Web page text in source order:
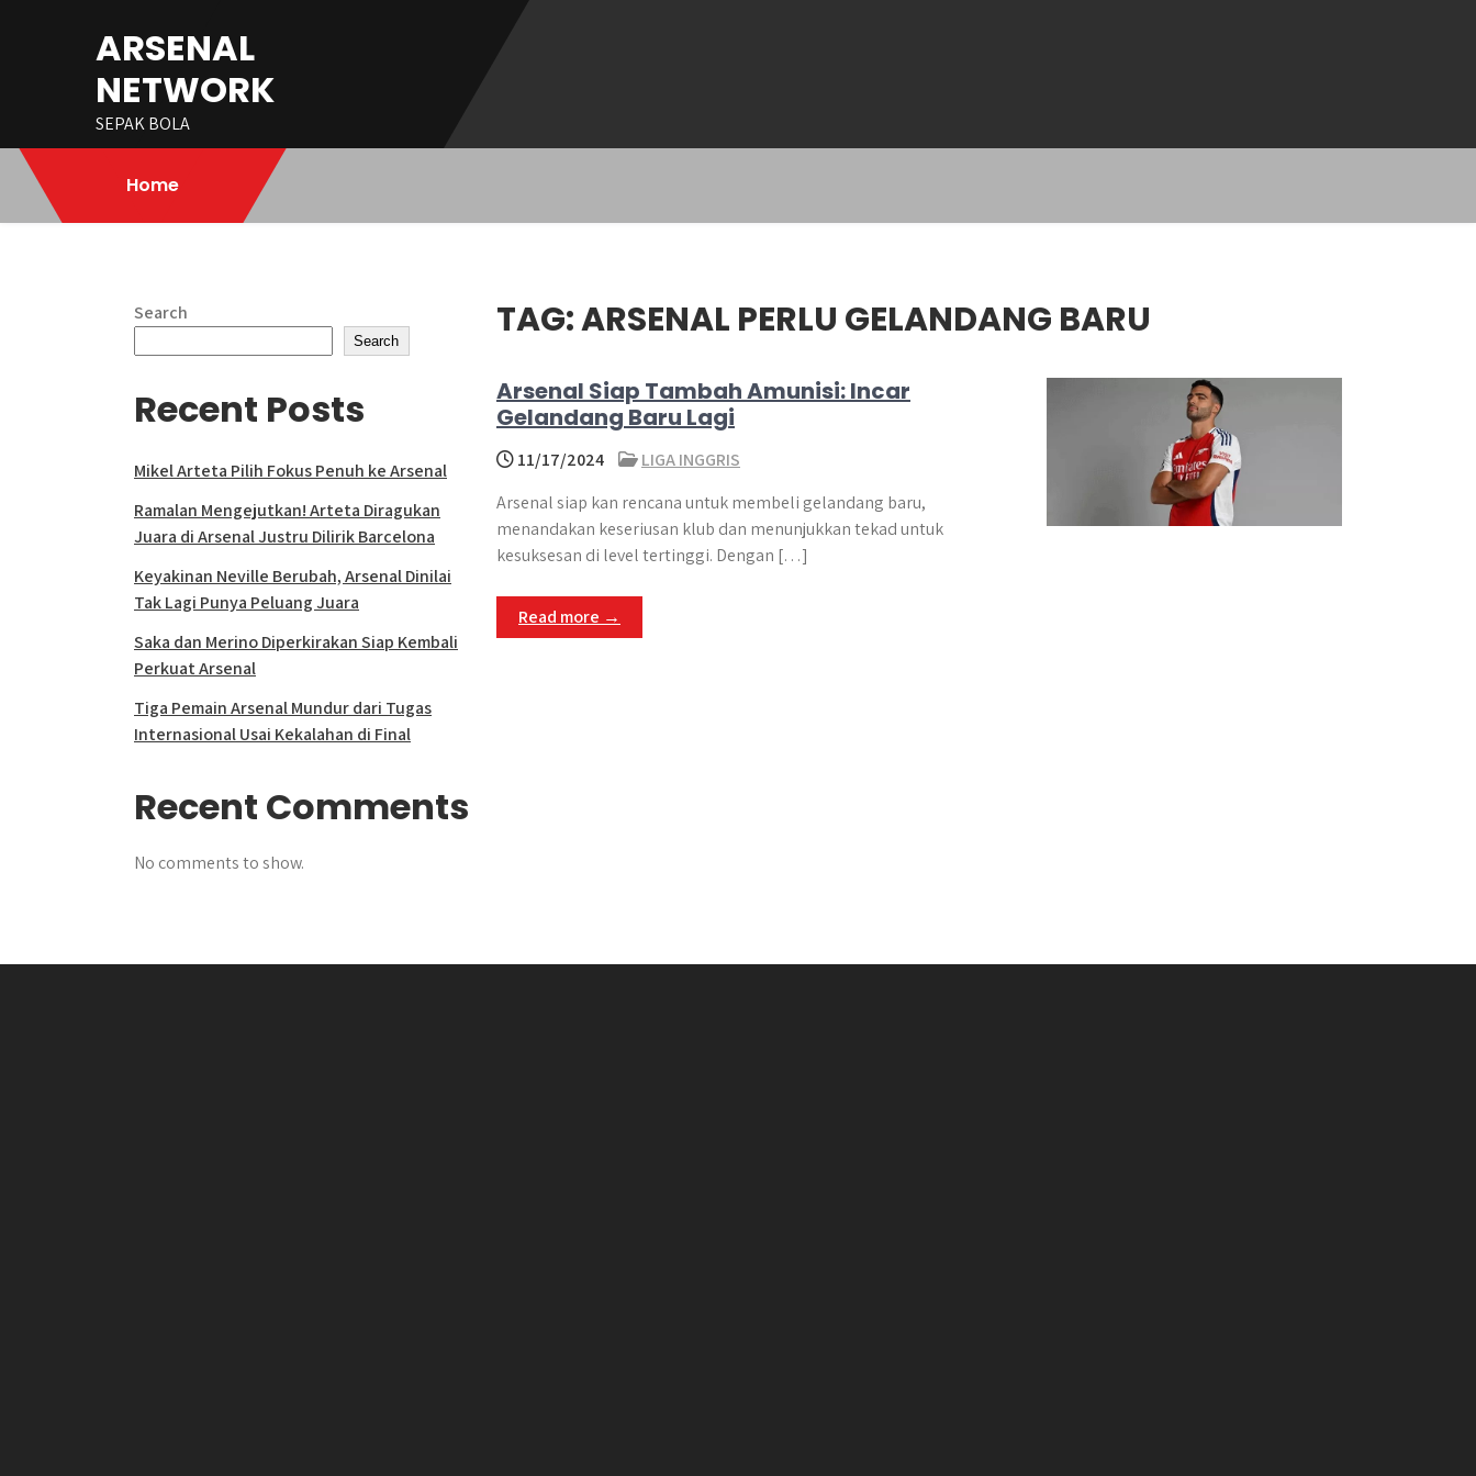
ARSENAL
NETWORK
SEPAK BOLA
Home
TAG:ARSENAL PERLU GELANDANG BARU
Arsenal Siap Tambah Amunisi: Incar
Gelandang Baru Lagi
11/17/2024
LIGA INGGRIS
Arsenal siap kan rencana untuk membeli gelandang baru,
menandakan keseriusan klub dan menunjukkan tekad untuk
kesuksesan di level tertinggi.​ Dengan […]
Read more →
Search
Search
Recent Posts
Mikel Arteta Pilih Fokus Penuh ke Arsenal
Ramalan Mengejutkan! Arteta Diragukan
Juara di Arsenal Justru Dilirik Barcelona
Keyakinan Neville Berubah, Arsenal Dinilai
Tak Lagi Punya Peluang Juara
Saka dan Merino Diperkirakan Siap Kembali
Perkuat Arsenal
Tiga Pemain Arsenal Mundur dari Tugas
Internasional Usai Kekalahan di Final
Recent Comments
No comments to show.